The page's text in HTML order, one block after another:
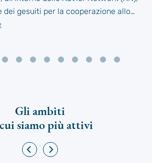
dei gesuiti per la cooperazione allo…
Gli ambiti
siamo più attivi